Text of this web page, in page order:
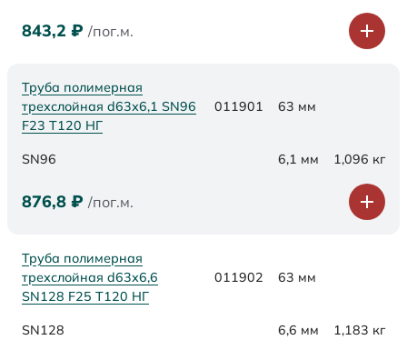
843,2 ₽ /пог.м.
Труба полимерная
трехслойная d63х6,1 SN96
F23 Т120 НГ
011901 63 мм
SN96 6,1 мм 1,096 кг
876,8 ₽ /пог.м.
Труба полимерная
трехслойная d63х6,6
SN128 F25 Т120 НГ
011902 63 мм
SN128 6,6 мм 1,183 кг